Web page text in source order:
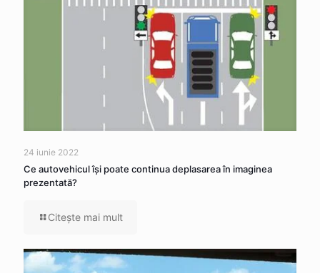
24 iunie 2022
Ce autovehicul îşi poate continua deplasarea în imaginea
prezentată?
Citeşte mai mult